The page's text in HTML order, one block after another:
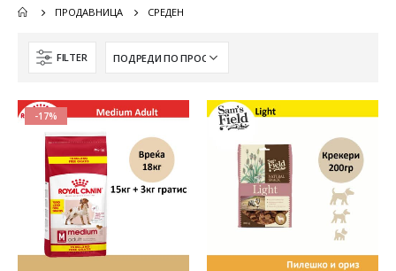
ПРОДАВНИЦА СРЕДЕН
FILTER
-17%